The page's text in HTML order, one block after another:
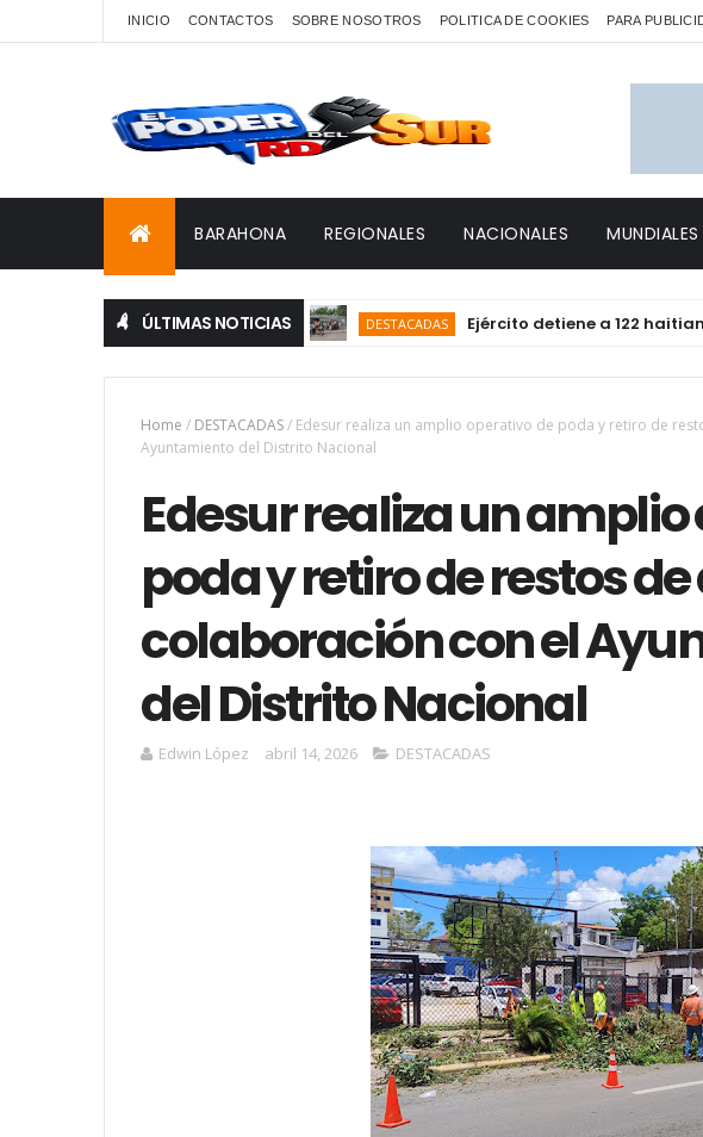
INICIO CONTACTOS SOBRE NOSOTROS POLITICA DE COOKIES PARA
BARAHONA REGIONALES NACIONALES MUNDIALES
ÚLTIMAS NOTICIAS DESTACADAS Ejército detiene a 122 haitianos en
Home / DESTACADAS/ Edesur realiza un amplio operativo de poda y retiro de
Ayuntamiento del Distrito Nacional
Edesur realiza un
poda y retiro de restos
colaboración con el
del Distrito Nacional
Edwin López abril 14, 2026 DESTACADAS